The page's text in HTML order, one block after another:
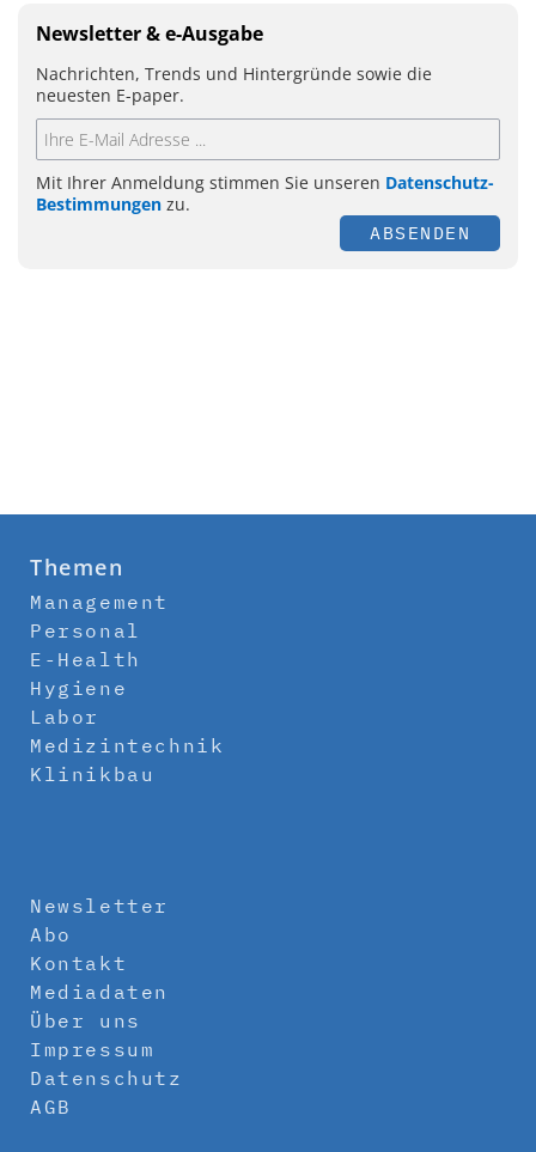
Newsletter & e-Ausgabe
Nachrichten, Trends und Hintergründe sowie die
neuesten E-paper.
Mit Ihrer Anmeldung stimmen Sie unseren Datenschutz-
Bestimmungen zu.
ABSENDEN
Themen
Management
Personal
E-Health
Hygiene
Labor
Medizintechnik
Klinikbau
Newsletter
Abo
Kontakt
Mediadaten
Über uns
Impressum
Datenschutz
AGB